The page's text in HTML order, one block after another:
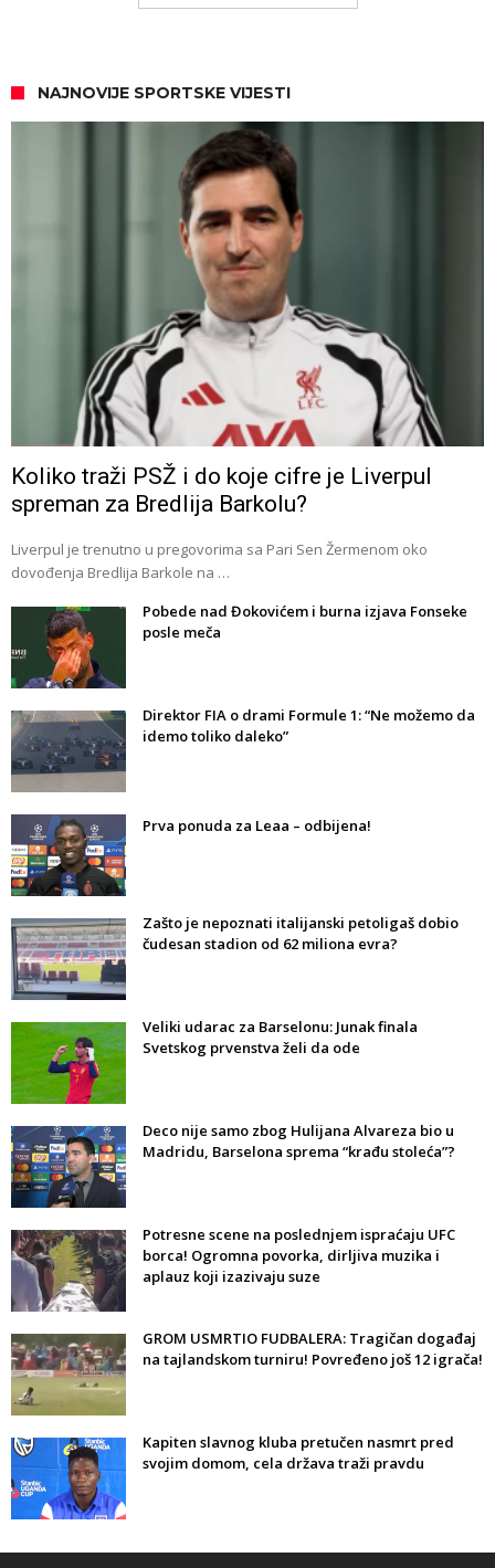
NAJNOVIJE SPORTSKE VIJESTI
Koliko traži PSŽ i do koje cifre je Liverpul
spreman za Bredlija Barkolu?
Liverpul je trenutno u pregovorima sa Pari Sen Žermenom oko
dovođenja Bredlija Barkole na …
Pobede nad Đokovićem i burna izjava Fonseke
posle meča
Direktor FIA o drami Formule 1: “Ne možemo da
idemo toliko daleko”
Prva ponuda za Leaa – odbijena!
Zašto je nepoznati italijanski petoligaš dobio
čudesan stadion od 62 miliona evra?
Veliki udarac za Barselonu: Junak finala
Svetskog prvenstva želi da ode
Deco nije samo zbog Hulijana Alvareza bio u
Madridu, Barselona sprema “krađu stoleća”?
Potresne scene na poslednjem ispraćaju UFC
borca! Ogromna povorka, dirljiva muzika i
aplauz koji izazivaju suze
GROM USMRTIO FUDBALERA: Tragičan događaj
na tajlandskom turniru! Povređeno još 12 igrača!
Kapiten slavnog kluba pretučen nasmrt pred
svojim domom, cela država traži pravdu